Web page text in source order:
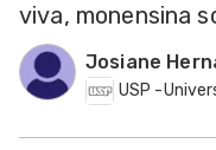
viva, monensina
Josiane
USP -